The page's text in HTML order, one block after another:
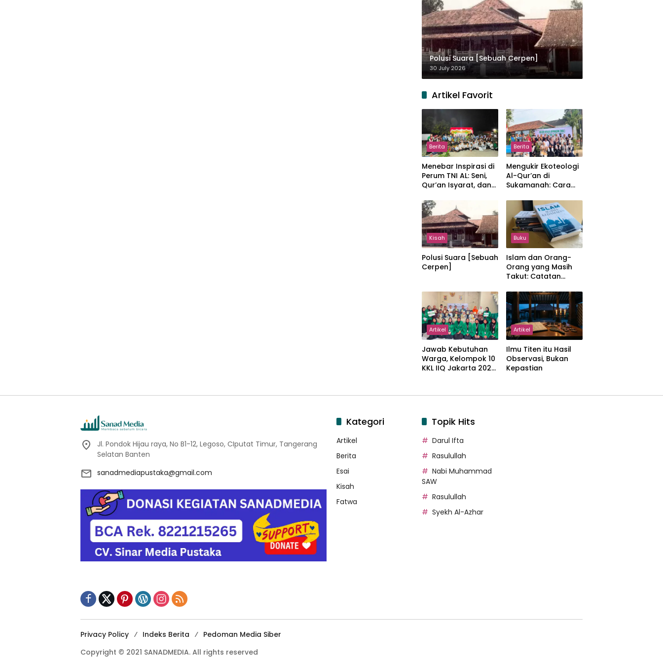
Polusi Suara [Sebuah Cerpen]
30 July 2026
Artikel Favorit
Berita
Menebar Inspirasi di
Perum TNI AL: Seni,
Qur’an Isyarat, dan
Hangat
Berita
Mengukir Ekoteologi
Al-Qur’an di
Sukamanah: Cara
Jakarta Menjaga
Bumi Jonggol
Kisah
Polusi Suara [Sebuah
Cerpen]
Buku
Islam dan Orang-
Orang yang Masih
Takut: Catatan
Kemajemukan, dan
Negara dalam
Pemikiran Masykuri
Abdillah
Artikel
Jawab Kebutuhan
Warga, Kelompok 10
KKL IIQ Jakarta 2026
Sukamanah
Artikel
Ilmu Titen itu Hasil
Observasi, Bukan
Kepastian
Jl. Pondok Hijau raya, No B1-12, Legoso, CIputat Timur, Tangerang
Selatan Banten
sanadmediapustaka@gmail.com
Kategori
Artikel
Berita
Esai
Kisah
Fatwa
Topik Hits
Darul Ifta
Rasulullah
Nabi Muhammad
SAW
Rasulullah
Syekh Al-Azhar
Privacy Policy Indeks Berita
Pedoman Media Siber
Copyright © 2021 SANADMEDIA. All rights reserved